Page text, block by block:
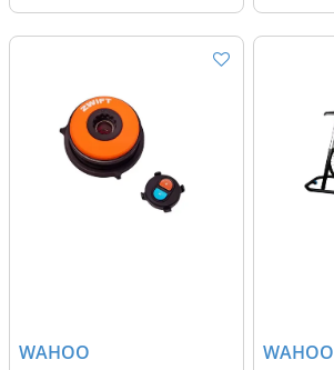
WAHOO WAHOO